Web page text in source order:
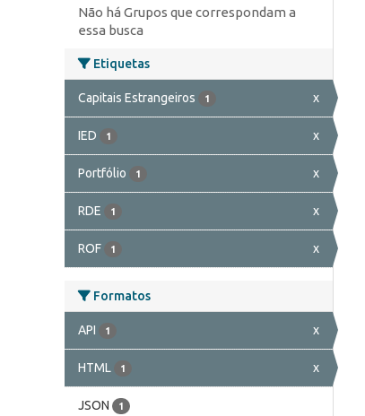
Não há Grupos que correspondam a
essa busca
Etiquetas
Capitais Estrangeiros 1 x
IED 1 x
Portfólio 1 x
RDE 1 x
ROF 1 x
Formatos
API 1 x
HTML 1 x
JSON 1